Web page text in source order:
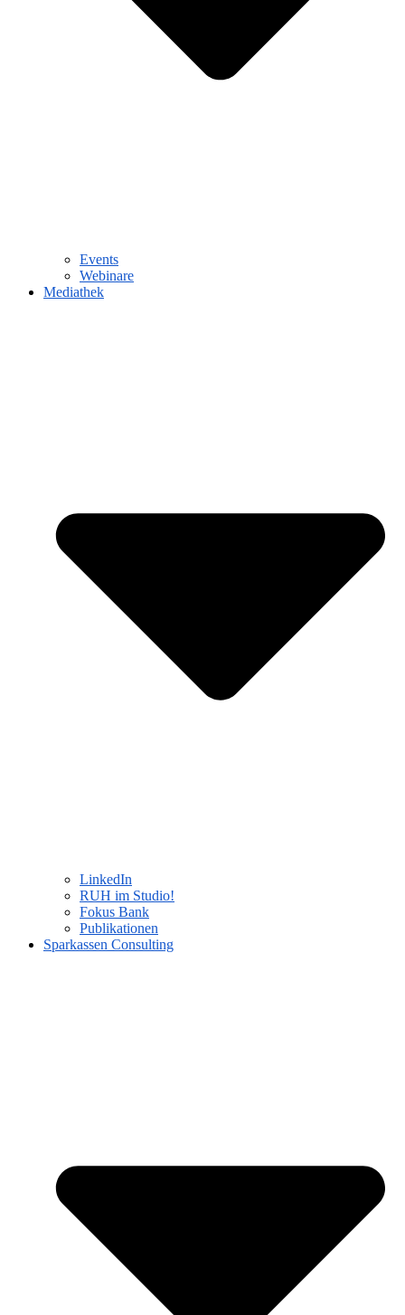
Events
Webinare
Mediathek
LinkedIn
RUH im Studio!
Fokus Bank
Publikationen
Sparkassen Consulting